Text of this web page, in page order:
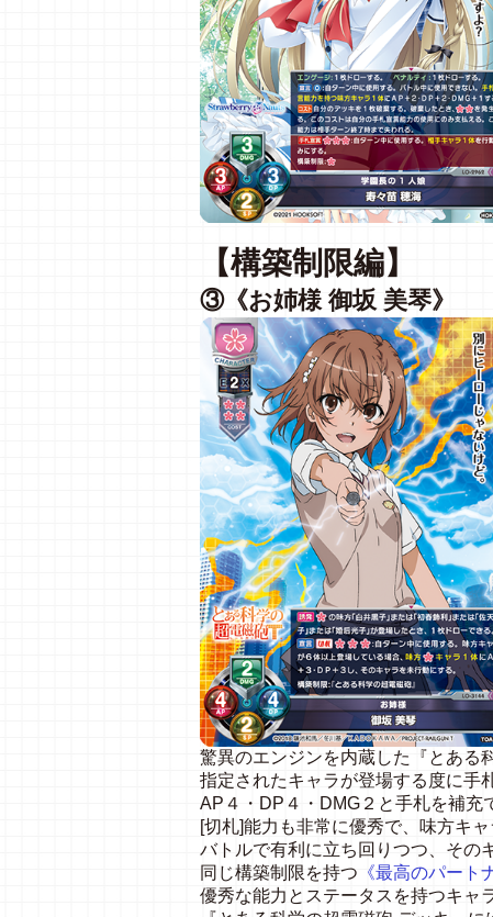
【構築制限編】
③《お姉様 御坂 美琴》
驚異のエンジンを内蔵した『とある
指定されたキャラが登場する度に手
AP４・DP４・DMG２と手札を補充
[切札]能力も非常に優秀で、味方キ
バトルで有利に立ち回りつつ、その
同じ構築制限を持つ 《最高のパート
優秀な能力とステータスを持つキャ